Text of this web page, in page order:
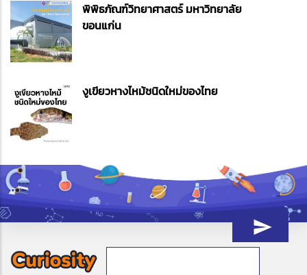
พิพิธภัณฑ์วิทยาศาสตร์ มหาวิทยาลัย
ขอนแก่น
งูเขียวหางไหม้ชนิดใหม่ของไทย